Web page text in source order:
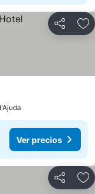
Compartir
Ver precios
Compartir